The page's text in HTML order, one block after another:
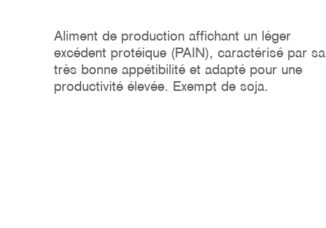
Aliment de production affichant un léger
excédent protéique (PAIN), caractérisé par sa
très bonne appétibilité et adapté pour une
productivité élevée. Exempt de soja.